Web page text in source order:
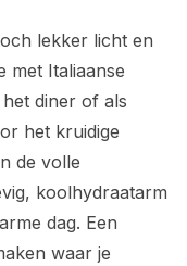
lekker licht en
met Italiaanse
diner of als
het kruidige
de volle
koolhydraatarm
dag. Een
waar je